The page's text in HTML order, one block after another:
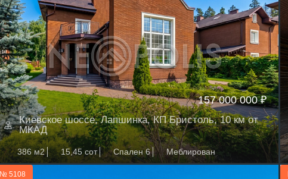
157 000 000 ₽
Киевское шоссе, Лапшинка, КП Бристоль, 10 км от
МКАД
386 м2 15,45 сот Спален 6 Меблирован
№ 5108